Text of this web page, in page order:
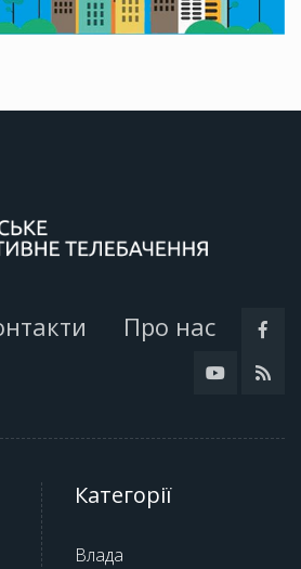
Про нас
Категорії
Влада